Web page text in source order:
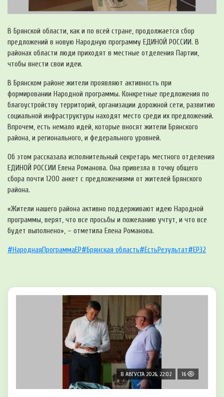
В Брянской области, как и по всей стране, продолжается сбор
предложений в новую Народную программу ЕДИНОЙ РОССИИ. В
районах области люди приходят в местные отделения Партии,
чтобы внести свои идеи.
В Брянском районе жители проявляют активность при
формировании Народной программы. Конкретные предложения по
благоустройству территорий, организации дорожной сети, развитию
социальной инфраструктуры находят место среди их предложений.
Впрочем, есть немало идей, которые вносят жители Брянского
района, и регионального, и федерального уровней.
Об этом рассказала исполнительный секретарь местного отделения
ЕДИНОЙ РОССИИ Елена Романова. Она привезла в точку общего
сбора почти 1200 анкет с предложениями от жителей Брянского
района.
«Жители нашего района активно поддерживают идею Народной
программы, верят, что все просьбы и пожеланию учтут, и что все
будет выполнено», – отметила Елена Романова.
#НароднаяПрограммаЕР#Брянская область#ЕстьРезультат#ЕР32
8 АВГУСТА 2026, 22:02 16